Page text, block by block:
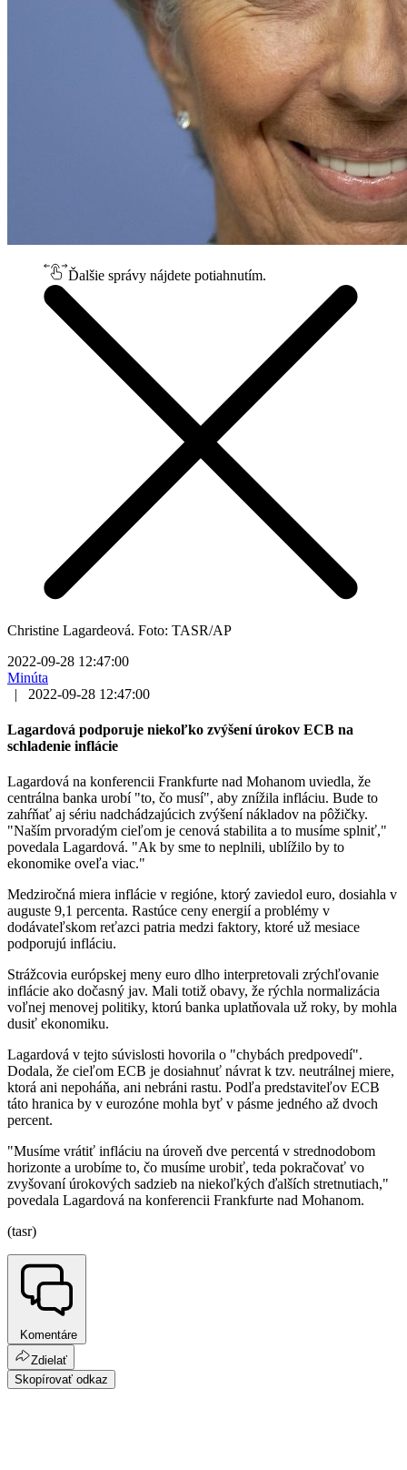
Ďalšie správy nájdete potiahnutím.
Christine Lagardeová. Foto: TASR/AP
2022-09-28 12:47:00
Minúta
|
2022-09-28 12:47:00
Lagardová podporuje niekoľko zvýšení úrokov ECB na
schladenie inflácie
Lagardová na konferencii Frankfurte nad Mohanom uviedla, že
centrálna banka urobí "to, čo musí", aby znížila infláciu. Bude to
zahŕňať aj sériu nadchádzajúcich zvýšení nákladov na pôžičky.
"Naším prvoradým cieľom je cenová stabilita a to musíme splniť,"
povedala Lagardová. "Ak by sme to neplnili, ublížilo by to
ekonomike oveľa viac."
Medziročná miera inflácie v regióne, ktorý zaviedol euro, dosiahla v
auguste 9,1 percenta. Rastúce ceny energií a problémy v
dodávateľskom reťazci patria medzi faktory, ktoré už mesiace
podporujú infláciu.
Strážcovia európskej meny euro dlho interpretovali zrýchľovanie
inflácie ako dočasný jav. Mali totiž obavy, že rýchla normalizácia
voľnej menovej politiky, ktorú banka uplatňovala už roky, by mohla
dusiť ekonomiku.
Lagardová v tejto súvislosti hovorila o "chybách predpovedí".
Dodala, že cieľom ECB je dosiahnuť návrat k tzv. neutrálnej miere,
ktorá ani nepoháňa, ani nebráni rastu. Podľa predstaviteľov ECB
táto hranica by v eurozóne mohla byť v pásme jedného až dvoch
percent.
"Musíme vrátiť infláciu na úroveň dve percentá v strednodobom
horizonte a urobíme to, čo musíme urobiť, teda pokračovať vo
zvyšovaní úrokových sadzieb na niekoľkých ďalších stretnutiach,"
povedala Lagardová na konferencii Frankfurte nad Mohanom.
(tasr)
Komentáre
Zdielať
Skopírovať odkaz